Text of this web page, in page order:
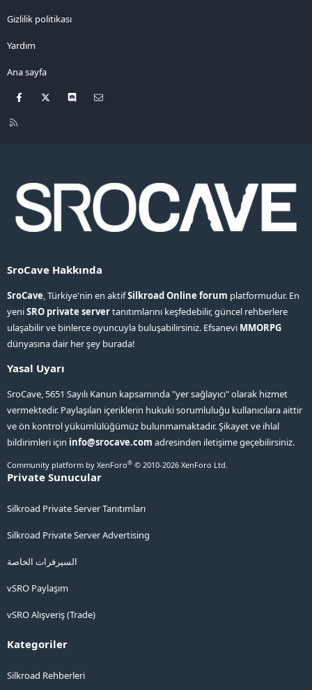
Gizlilik politikası
Yardım
Ana sayfa
Facebook Discord
R
SroCave Hakkında
SroCave, Türkiye'nin en aktifSilkroad Online forum platformudur. En
yeniSRO private servertanıtımlarını keşfedebilir, güncel rehberlere
ulaşabilir ve binlerce oyuncuyla buluşabilirsiniz. Efsanevi MMORPG
dünyasına dair her şey burada!
Yasal Uyarı
SroCave, 5651 Sayılı Kanun kapsamında "yer sağlayıcı" olarak hizmet
vermektedir. Paylaşılan içeriklerin hukuki sorumluluğu kullanıcılara aittir
ve ön kontrol yükümlülüğümüz bulunmamaktadır. Şikayet ve ihlal
bildirimleri için info@srocave.com adresinden iletişime geçebilirsiniz.
Community platform by XenForo® © 2010-2026 XenForo Ltd.
Private Sunucular
Silkroad Private Server Tanıtımları
Silkroad Private Server Advertising
السيرفرات الخاصة
vSRO Paylaşım
vSRO Alışveriş (Trade)
Kategoriler
Silkroad Rehberleri